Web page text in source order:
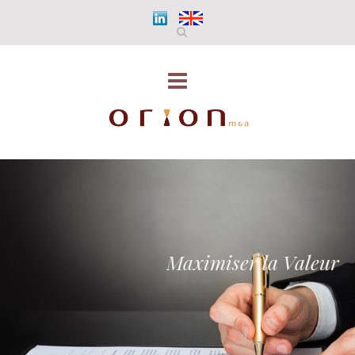
Maximiser la Valeur